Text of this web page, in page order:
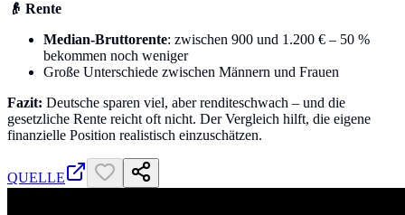
👴 Rente
Median-Bruttorente: zwischen 900 und 1.200 € – 50 %
bekommen noch weniger
Große Unterschiede zwischen Männern und Frauen
Fazit: Deutsche sparen viel, aber renditeschwach – und die
gesetzliche Rente reicht oft nicht. Der Vergleich hilft, die eigene
finanzielle Position realistisch einzuschätzen.
QUELLE